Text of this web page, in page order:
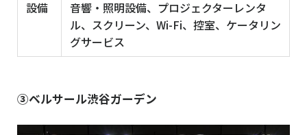
設備
音響・照明設備、プロジェクターレンタ
ル、スクリーン、Wi-Fi、控室、ケータリン
グサービス
③ベルサール渋谷ガーデン